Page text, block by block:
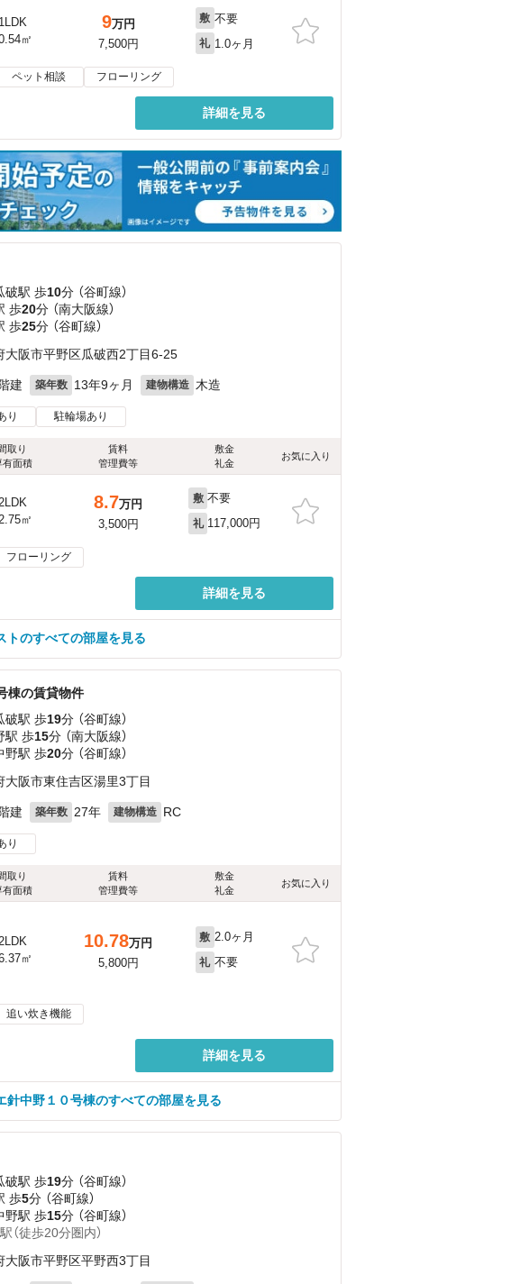
1LDK
㎡
9万円
7,500円
敷 不要
礼 1.0ヶ月
ペット相談 フローリング
詳細を見る
破駅 歩10分 （谷町線）
歩20分 （南大阪線）
歩25分 （谷町線）
大阪市平野区瓜破西2丁目6-25
建 築年数 13年9ヶ月 建物構造 木造
り 駐輪場あり
取り
有面積
賃料
管理費等
敷金
礼金
お気に入り
2LDK
㎡
8.7万円
3,500円
敷 不要
礼 117,000円
フローリング
詳細を見る
トのすべての部屋を見る
棟の賃貸物件
破駅 歩19分 （谷町線）
駅 歩15分 （南大阪線）
野駅 歩20分 （谷町線）
大阪市東住吉区湯里3丁目
建 築年数 27年 建物構造 RC
り
取り
有面積
賃料
管理費等
敷金
礼金
お気に入り
2LDK
㎡
10.78万円
5,800円
敷 2.0ヶ月
礼 不要
追い炊き機能
詳細を見る
針中野１０号棟のすべての部屋を見る
破駅 歩19分 （谷町線）
歩5分 （谷町線）
野駅 歩15分 （谷町線）
（徒歩20分圏内）
大阪市平野区平野西3丁目